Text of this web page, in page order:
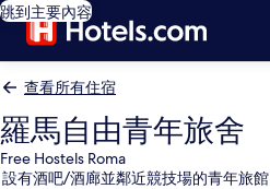
跳到主要內容
查看所有住宿
羅馬自由青年旅舍
Free Hostels Roma
設有酒吧/酒廊並鄰近競技場的青年旅館